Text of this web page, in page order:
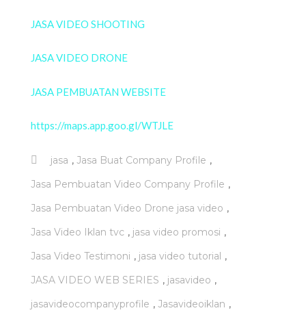
JASA VIDEO SHOOTING
JASA VIDEO DRONE
JASA PEMBUATAN WEBSITE
https://maps.app.goo.gl/WTJLE
jasa , Jasa Buat Company Profile ,
Jasa Pembuatan Video Company Profile ,
Jasa Pembuatan Video Drone jasa video ,
Jasa Video Iklan tvc , jasa video promosi ,
Jasa Video Testimoni , jasa video tutorial ,
JASA VIDEO WEB SERIES , jasavideo ,
jasavideocompanyprofile , Jasavideoiklan ,